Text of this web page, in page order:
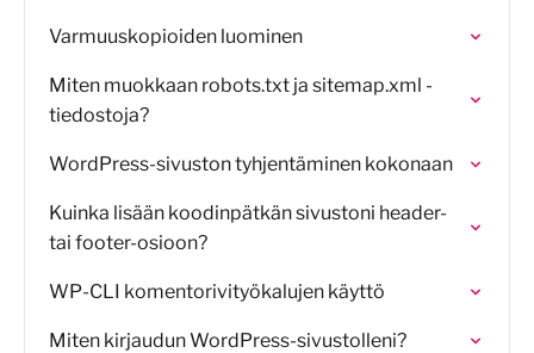
Varmuuskopioiden luominen
Miten muokkaan robots.txt ja sitemap.xml -
tiedostoja?
WordPress-sivuston tyhjentäminen kokonaan
Kuinka lisään koodinpätkän sivustoni header-
tai footer-osioon?
WP-CLI komentorivityökalujen käyttö
Miten kirjaudun WordPress-sivustolleni?